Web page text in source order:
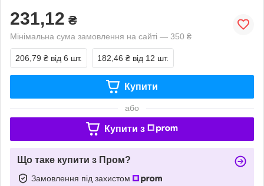
231,12 ₴
Мінімальна сума замовлення на сайті — 350 ₴
206,79 ₴ від 6 шт. 182,46 ₴ від 12 шт.
Купити
або
Купити з
Що таке купити з Пром?
Замовлення під захистом